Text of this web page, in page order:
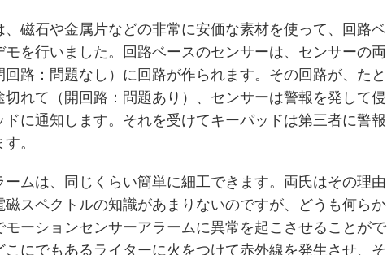
磁石や金属片などの非常に安価な素材を使って、回路ベ
を行いました。回路ベースのセンサーは、センサーの両
路：問題なし）に回路が作られます。その回路が、たと
切れて（開回路：問題あり）、センサーは警報を発して侵
に通知します。それを受けてキーパッドは第三者に警報
。
ムは、同じくらい簡単に細工できます。両氏はその理由
磁スペクトルの知識があまりないのですが、どうも何らか
ーションセンサーアラームに異常を起こさせることがで
にでもあるライターに火をつけて赤外線を発生させ、そ